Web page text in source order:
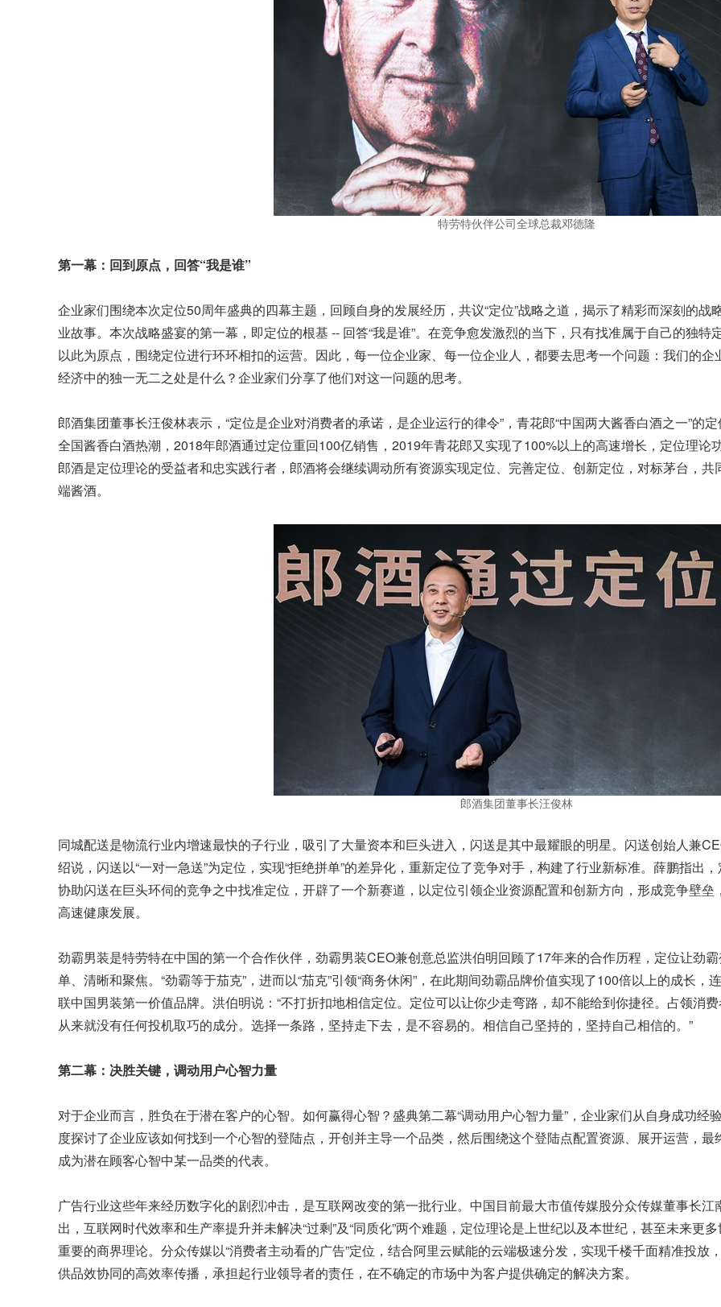
特劳特伙伴公司全球总裁邓德隆
第一幕：回到原点，回答“我是谁”
企业家们围绕本次定位50周年盛典的四幕主题，回顾自身的发展经历，共议“定位”战略之道，揭示了精彩而深刻的战
业故事。本次战略盛宴的第一幕，即定位的根基 -- 回答“我是谁”。在竞争愈发激烈的当下，只有找准属于自己的独特
以此为原点，围绕定位进行环环相扣的运营。因此，每一位企业家、每一位企业人，都要去思考一个问题：我们的企
经济中的独一无二之处是什么？企业家们分享了他们对这一问题的思考。
郎酒集团董事长汪俊林表示，“定位是企业对消费者的承诺，是企业运行的律令”，青花郎“中国两大酱香白酒之一”的
全国酱香白酒热潮，2018年郎酒通过定位重回100亿销售，2019年青花郎又实现了100%以上的高速增长，定位理论
郎酒是定位理论的受益者和忠实践行者，郎酒将会继续调动所有资源实现定位、完善定位、创新定位，对标茅台，共
端酱酒。
郎酒集团董事长汪俊林
同城配送是物流行业内增速最快的子行业，吸引了大量资本和巨头进入，闪送是其中最耀眼的明星。闪送创始人兼
绍说，闪送以“一对一急送”为定位，实现“拒绝拼单”的差异化，重新定位了竞争对手，构建了行业新标准。薛鹏指出
协助闪送在巨头环伺的竞争之中找准定位，开辟了一个新赛道，以定位引领企业资源配置和创新方向，形成竞争壁垒
高速健康发展。
劲霸男装是特劳特在中国的第一个合作伙伴，劲霸男装CEO兼创意总监洪伯明回顾了17年来的合作历程，定位让劲
单、清晰和聚焦。“劲霸等于茄克”，进而以“茄克”引领“商务休闲”，在此期间劲霸品牌价值实现了100倍以上的成长，
联中国男装第一价值品牌。洪伯明说：“不打折扣地相信定位。定位可以让你少走弯路，却不能给到你捷径。占领消
从来就没有任何投机取巧的成分。选择一条路，坚持走下去，是不容易的。相信自己坚持的，坚持自己相信的。”
第二幕：决胜关键，调动用户心智力量
对于企业而言，胜负在于潜在客户的心智。如何赢得心智？盛典第二幕“调动用户心智力量”，企业家们从自身成功经
度探讨了企业应该如何找到一个心智的登陆点，开创并主导一个品类，然后围绕这个登陆点配置资源、展开运营，最
成为潜在顾客心智中某一品类的代表。
广告行业这些年来经历数字化的剧烈冲击，是互联网改变的第一批行业。中国目前最大市值传媒股分众传媒董事长江
出，互联网时代效率和生产率提升并未解决“过剩”及“同质化”两个难题，定位理论是上世纪以及本世纪，甚至未来更
重要的商界理论。分众传媒以“消费者主动看的广告”定位，结合阿里云赋能的云端极速分发，实现千楼千面精准投放
供品效协同的高效率传播，承担起行业领导者的责任，在不确定的市场中为客户提供确定的解决方案。